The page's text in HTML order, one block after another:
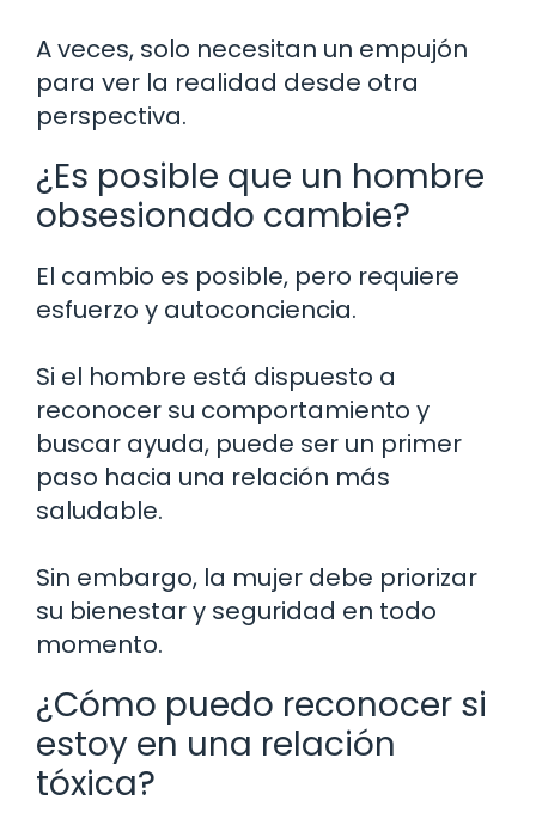
A veces, solo necesitan un empujón
para ver la realidad desde otra
perspectiva.
¿Es posible que un hombre
obsesionado cambie?
El cambio es posible, pero requiere
esfuerzo y autoconciencia.
Si el hombre está dispuesto a
reconocer su comportamiento y
buscar ayuda, puede ser un primer
paso hacia una relación más
saludable.
Sin embargo, la mujer debe priorizar
su bienestar y seguridad en todo
momento.
¿Cómo puedo reconocer si
estoy en una relación
tóxica?